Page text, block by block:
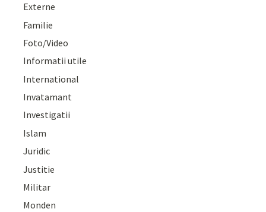
Externe
Familie
Foto/Video
Informatii utile
International
Invatamant
Investigatii
Islam
Juridic
Justitie
Militar
Monden